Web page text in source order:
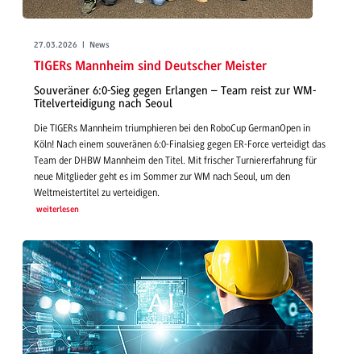
27.03.2026 | News
TIGERs Mannheim sind Deutscher Meister
Souveräner 6:0-Sieg gegen Erlangen – Team reist zur WM-
Titelverteidigung nach Seoul
Die TIGERs Mannheim triumphieren bei den RoboCup GermanOpen in
Köln! Nach einem souveränen 6:0-Finalsieg gegen ER-Force verteidigt das
Team der DHBW Mannheim den Titel. Mit frischer Turniererfahrung für
neue Mitglieder geht es im Sommer zur WM nach Seoul, um den
Weltmeistertitel zu verteidigen.
weiterlesen